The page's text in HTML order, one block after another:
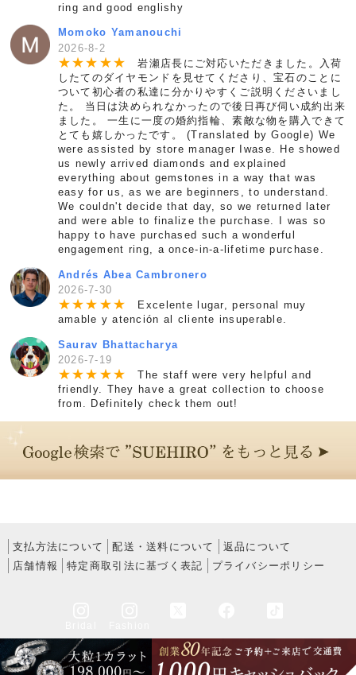
ring and good englishy
Momoko Yamanouchi
2026-8-2
★★★ ★★
岩瀬店長にご対応いただきました。入荷
したてのダイヤモンドを見せてくださり、宝石のことに
ついて初心者の私達に分かりやすくご説明くださいまし
た。 当日は決められなかったので後日再び伺い成約出来
ました。 一生に一度の婚約指輪、素敵な物を購入できて
とても嬉しかったです。 (Translated by Google) We
were assisted by store manager Iwase. He showed
us newly arrived diamonds and explained
everything about gemstones in a way that was
easy for us, as we are beginners, to understand.
We couldn't decide that day, so we returned later
and were able to finalize the purchase. I was so
happy to have purchased such a wonderful
engagement ring, a once-in-a-lifetime purchase.
Andrés Abea Cambronero
2026-7-30
★★★ ★★
Excelente lugar, personal muy
amable y atención al cliente insuperable.
Saurav Bhattacharya
2026-7-19
★★★ ★★
The staff were very helpful and
friendly. They have a great collection to choose
from. Definitely check them out!
支払方法について 配送・送料について
返品について
店舗情報
特定商取引法に基づく表記 プライバシーポリシー
Copyright © 2005-2026 SUEHIRO All rights reserved.